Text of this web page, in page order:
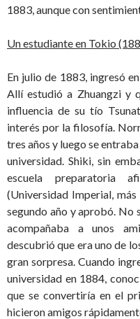
1883, aunque con
Un estudiante en Tokio
En julio de 1883, ingresó
Allí estudió a Zhuangzi y
influencia de su tío
interés por la filosofía.
tres años y luego se
universidad. Shiki, sin
escuela preparatoria
(Universidad Imperial,
segundo año y aprobó. No
acompañaba a unos
descubrió que era uno de
gran sorpresa. Cuando
universidad en 1884,
que se convertiría en el
hicieron amigos